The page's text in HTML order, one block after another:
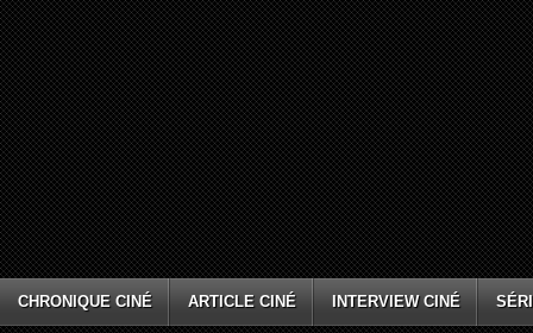
CHRONIQUE CINÉ ARTICLE CINÉ INTERVIEW CINÉ